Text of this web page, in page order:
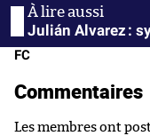
Julián Alvarez :
FC
Commentaires
Les membres ont